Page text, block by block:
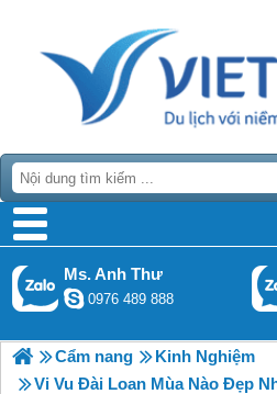
Ms. Anh Thư
0976 489 888
Cẩm nang
Kinh Nghiệm
Vi Vu Đài Loan Mùa Nào Đẹp